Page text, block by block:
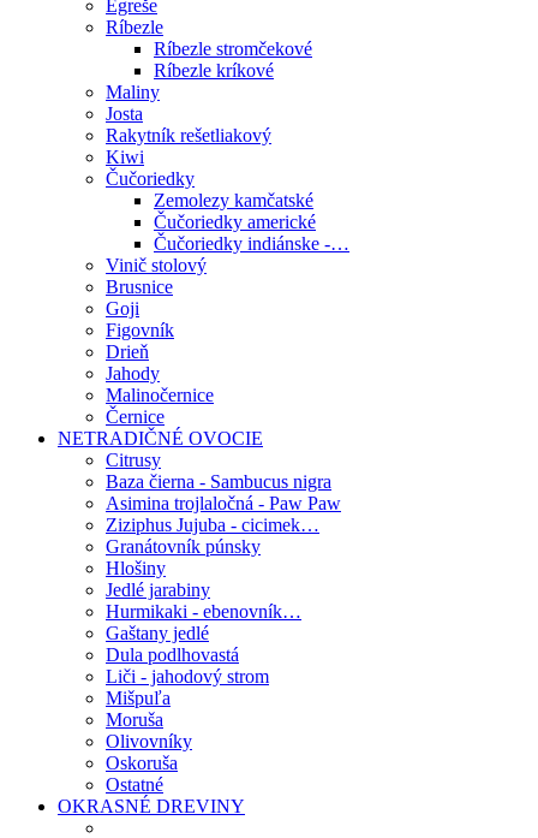
Egreše
Ríbezle
Ríbezle stromčekové
Ríbezle kríkové
Maliny
Josta
Rakytník rešetliakový
Kiwi
Čučoriedky
Zemolezy kamčatské
Čučoriedky americké
Čučoriedky indiánske -…
Vinič stolový
Brusnice
Goji
Figovník
Drieň
Jahody
Malinočernice
Černice
NETRADIČNÉ OVOCIE
Citrusy
Baza čierna - Sambucus nigra
Asimina trojlaločná - Paw Paw
Ziziphus Jujuba - cicimek…
Granátovník púnsky
Hlošiny
Jedlé jarabiny
Hurmikaki - ebenovník…
Gaštany jedlé
Dula podlhovastá
Liči - jahodový strom
Mišpuľa
Moruša
Olivovníky
Oskoruša
Ostatné
OKRASNÉ DREVINY